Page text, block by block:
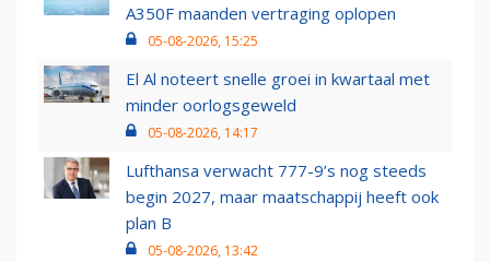
A350F maanden vertraging oplopen
05-08-2026, 15:25
El Al noteert snelle groei in kwartaal met
minder oorlogsgeweld
05-08-2026, 14:17
Lufthansa verwacht 777-9’s nog steeds
begin 2027, maar maatschappij heeft ook
plan B
05-08-2026, 13:42